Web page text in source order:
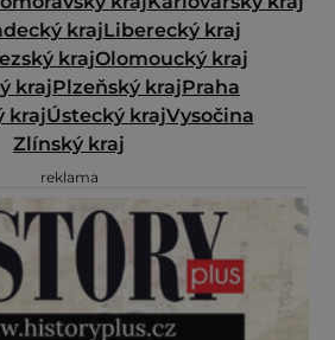
krajLiberecký kraj
krajOlomoucký kraj
krajPlzeňský krajPraha
krajÚstecký krajVysočina
Zlínský kraj
reklama